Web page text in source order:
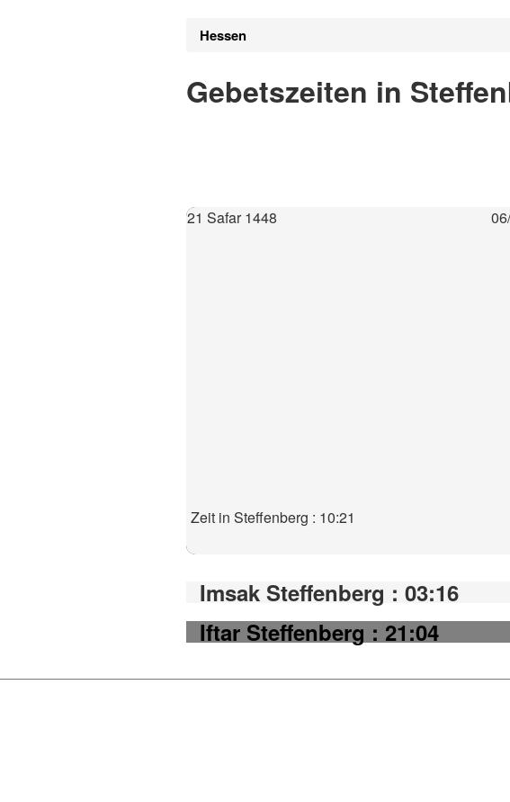
Hessen
Gebetszeiten in
21 Safar 1448
Zeit in Steffenberg : 10:21
Imsak Steffenberg : 03:16
Iftar Steffenberg : 21:04